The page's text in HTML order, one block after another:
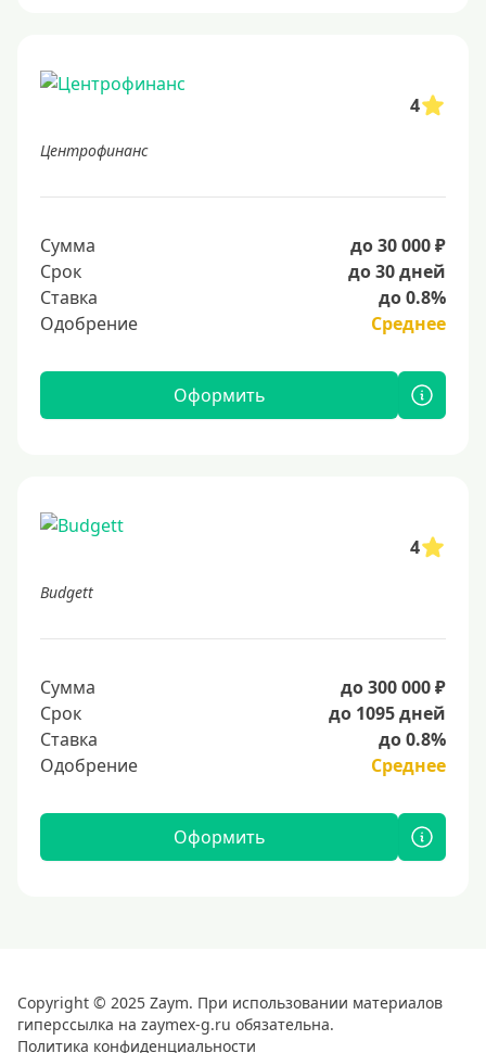
4
Центрофинанс
Сумма
до 30 000 ₽
Срок
до 30 дней
Ставка
до 0.8%
Одобрение
Среднее
Оформить
4
Budgett
Сумма
до 300 000 ₽
Срок
до 1095 дней
Ставка
до 0.8%
Одобрение
Среднее
Оформить
Copyright © 2025 Zaym. При использовании материалов
гиперссылка на zaymex-g.ru обязательна.
Политика конфиденциальности